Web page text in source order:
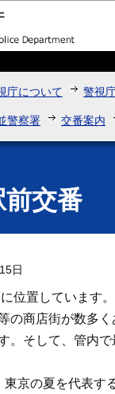
このページの本文へ
庁について 警視
警察署 交番案内
交番
日
位置しています
の商店街が数多く
。そして、管内
京の夏を代表す